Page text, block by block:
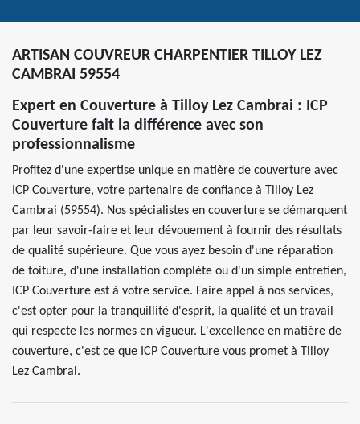
ARTISAN COUVREUR CHARPENTIER TILLOY LEZ
CAMBRAI 59554
Expert en Couverture à Tilloy Lez Cambrai : ICP
Couverture fait la différence avec son
professionnalisme
Profitez d'une expertise unique en matière de couverture avec
ICP Couverture, votre partenaire de confiance à Tilloy Lez
Cambrai (59554). Nos spécialistes en couverture se démarquent
par leur savoir-faire et leur dévouement à fournir des résultats
de qualité supérieure. Que vous ayez besoin d'une réparation
de toiture, d'une installation complète ou d'un simple entretien,
ICP Couverture est à votre service. Faire appel à nos services,
c'est opter pour la tranquillité d'esprit, la qualité et un travail
qui respecte les normes en vigueur. L'excellence en matière de
couverture, c'est ce que ICP Couverture vous promet à Tilloy
Lez Cambrai.